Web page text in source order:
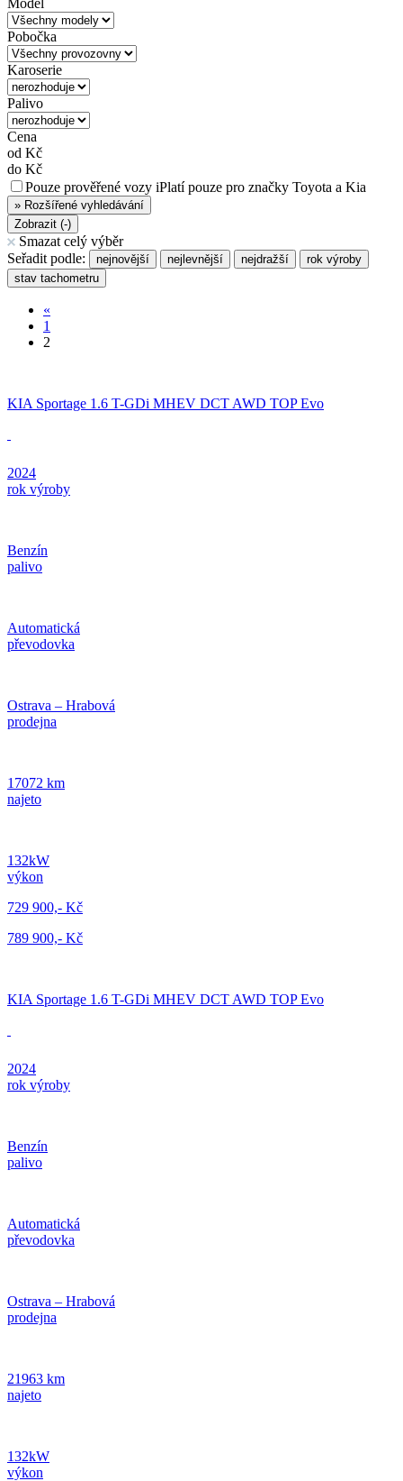
Model
Pobočka
Karoserie
Palivo
Cena
od Kč
do Kč
Pouze prověřené vozy iPlatí pouze pro značky Toyota a Kia
» Rozšířené vyhledávání
Zobrazit (-)
Smazat celý výběr
Seřadit podle:
nejnovější nejlevnější nejdražší
rok výroby
stav tachometru
«
1
2
KIA Sportage 1.6 T-GDi MHEV DCT AWD TOP Evo
2024
rok výroby
Benzín
palivo
Automatická
převodovka
Ostrava – Hrabová
prodejna
17072 km
najeto
132kW
výkon
729 900,- Kč
789 900,- Kč
KIA Sportage 1.6 T-GDi MHEV DCT AWD TOP Evo
2024
rok výroby
Benzín
palivo
Automatická
převodovka
Ostrava – Hrabová
prodejna
21963 km
najeto
132kW
výkon